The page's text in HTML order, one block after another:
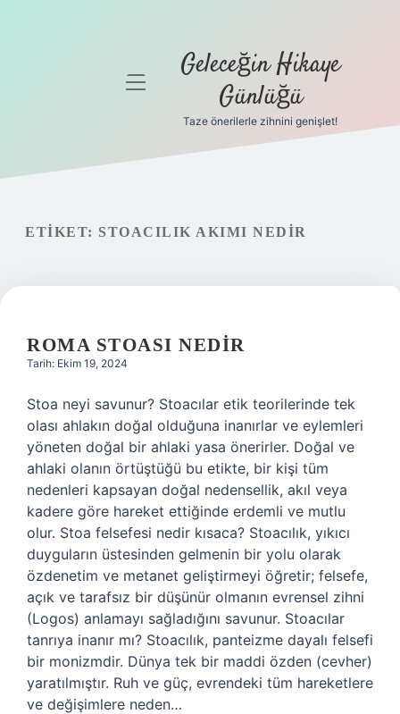
Gizlilik
Yasal Uyarı
Hakkımızda
menüyü Geleceğin Hikaye
Günlüğü
Taze önerilerle zihnini genişlet!
ETIKET: STOACILIK AKIMI NEDIR
ROMA STOASI NEDIR
Tarih: Ekim 19, 2024
Stoa neyi savunur? Stoacılar etik teorilerinde tek
olası ahlakın doğal olduğuna inanırlar ve eylemleri
yöneten doğal bir ahlaki yasa önerirler. Doğal ve
ahlaki olanın örtüştüğü bu etikte, bir kişi tüm
nedenleri kapsayan doğal nedensellik, akıl veya
kadere göre hareket ettiğinde erdemli ve mutlu
olur. Stoa felsefesi nedir kısaca? Stoacılık, yıkıcı
duyguların üstesinden gelmenin bir yolu olarak
özdenetim ve metanet geliştirmeyi öğretir; felsefe,
açık ve tarafsız bir düşünür olmanın evrensel zihni
(Logos) anlamayı sağladığını savunur. Stoacılar
tanrıya inanır mı? Stoacılık, panteizme dayalı felsefi
bir monizmdir. Dünya tek bir maddi özden (cevher)
yaratılmıştır. Ruh ve güç, evrendeki tüm hareketlere
ve değişimlere neden…